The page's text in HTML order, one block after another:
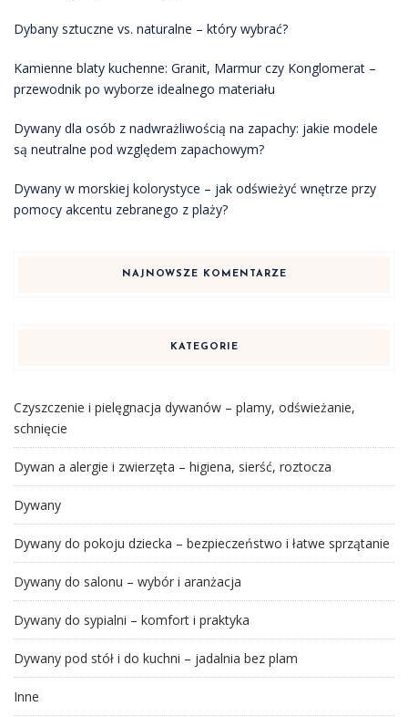
Dybany sztuczne vs. naturalne – który wybrać?
Kamienne blaty kuchenne: Granit, Marmur czy Konglomerat –
przewodnik po wyborze idealnego materiału
Dywany dla osób z nadwrażliwością na zapachy: jakie modele
są neutralne pod względem zapachowym?
Dywany w morskiej kolorystyce – jak odświeżyć wnętrze przy
pomocy akcentu zebranego z plaży?
NAJNOWSZE KOMENTARZE
KATEGORIE
Czyszczenie i pielęgnacja dywanów – plamy, odświeżanie,
schnięcie
Dywan a alergie i zwierzęta – higiena, sierść, roztocza
Dywany
Dywany do pokoju dziecka – bezpieczeństwo i łatwe sprzątanie
Dywany do salonu – wybór i aranżacja
Dywany do sypialni – komfort i praktyka
Dywany pod stół i do kuchni – jadalnia bez plam
Inne